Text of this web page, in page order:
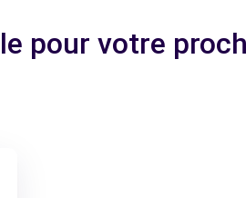
pour votre